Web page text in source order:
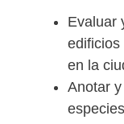
Evaluar
edificios
en la
Anotar